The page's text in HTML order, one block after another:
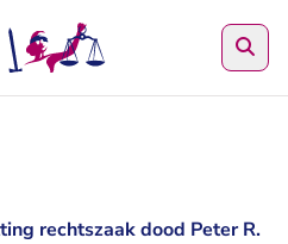
rechtszaak dood Peter R.